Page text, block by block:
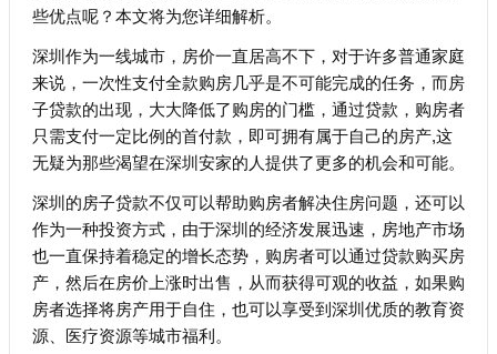
些优点呢？本文将为您详细解析。
深圳作为一线城市，房价一直居高不下，对于许多普通家庭
来说，一次性支付全款购房几乎是不可能完成的任务，而房
子贷款的出现，大大降低了购房的门槛，通过贷款，购房者
只需支付一定比例的首付款，即可拥有属于自己的房产,这
无疑为那些渴望在深圳安家的人提供了更多的机会和可能。
深圳的房子贷款不仅可以帮助购房者解决住房问题，还可以
作为一种投资方式，由于深圳的经济发展迅速，房地产市场
也一直保持着稳定的增长态势，购房者可以通过贷款购买房
产，然后在房价上涨时出售，从而获得可观的收益，如果购
房者选择将房产用于自住，也可以享受到深圳优质的教育资
源、医疗资源等城市福利。